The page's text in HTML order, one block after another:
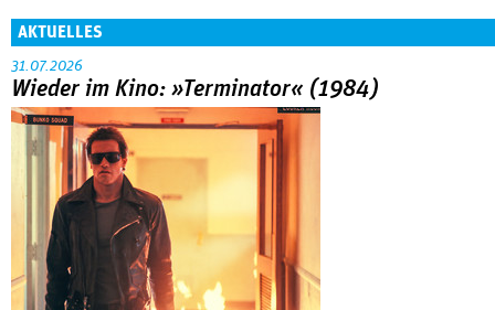
AKTUELLES
31.07.2026
Wieder im Kino: »Terminator« (1984)